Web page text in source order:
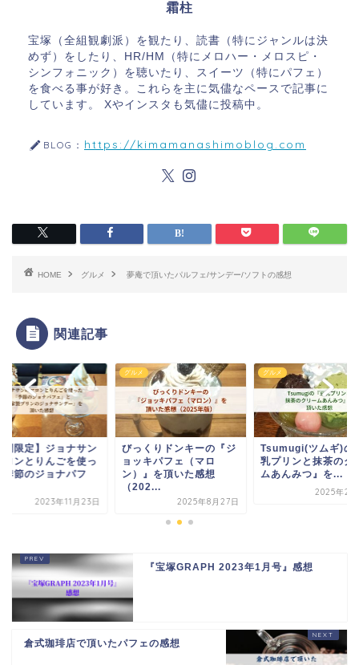
霜柱
宝塚（全組観劇派）を観たり、読書（特にジャンルは決
めず）をしたり、HR/HM（特にメロハー・メロスピ・
シンフォニック）を聴いたり、スイーツ（特にパフェ）
を食べる事が好き。これらを主に気儘なペースで記事に
しています。 Xやインスタも気儘に投稿中。
BLOG： https://kimamanashimoblog.com
HOME グルメ 夢庵で頂いたパルフェ/サンデー/ソフトの感想
関連記事
くりドンキーの『ジ
キパフェ（マロ
』を頂いた感想
2025年8月27日
グルメ
Tsumugi(ツムギ)の『豆
乳プリンと抹茶のクリー
ムあんみつ』を...
グルメ
【期間限定】ジョナ
のマロンとりんごを
た『季節のジョナパ
『宝塚GRAPH 2023年1月号』感想
倉式珈琲店で頂いたパフェの感想